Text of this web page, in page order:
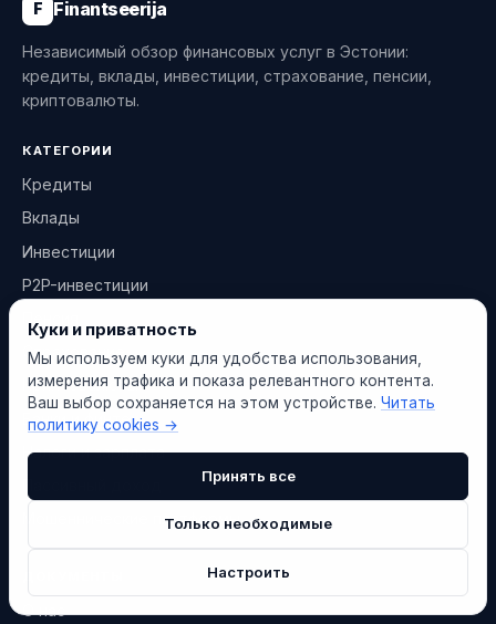
F Finantseerija
Независимый обзор финансовых услуг в Эстонии:
кредиты, вклады, инвестиции, страхование, пенсии,
криптовалюты.
КАТЕГОРИИ
Кредиты
Вклады
Инвестиции
P2P-инвестиции
Страхование
Криптовалюты
Банки и финтех
Налоги и зарплата
Мошеннические платформы
О нас
Куки и приватность
Мы используем куки для удобства использования,
измерения трафика и показа релевантного контента.
Ваш выбор сохраняется на этом устройстве. Читать
политику cookies →
Только необходимые
Настроить
Принять все